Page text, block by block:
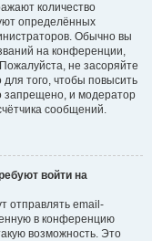
количество
определённых
Обычно вы
на конференции,
не засоряйте
того, чтобы повысить
запрещено, и модератор
сообщений.
войти на
отправлять email-
в конференцию
возможность. Это